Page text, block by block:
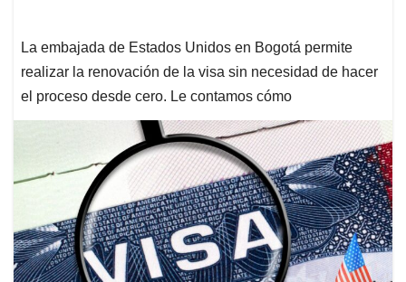
La embajada de Estados Unidos en Bogotá permite
realizar la renovación de la visa sin necesidad de hacer
el proceso desde cero. Le contamos cómo